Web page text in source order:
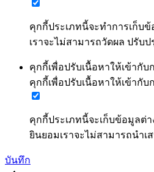
คุกกี้ประเภทนี้จะทำการเก็บ
เราจะไม่สามารถวัดผล ปรับ
คุกกี้เพื่อปรับเนื้อหาให้เข้ากับ
คุกกี้เพื่อปรับเนื้อหาให้เข้ากับ
คุกกี้ประเภทนี้จะเก็บข้อมูลต่
ยินยอมเราจะไม่สามารถนำ
บันทึก